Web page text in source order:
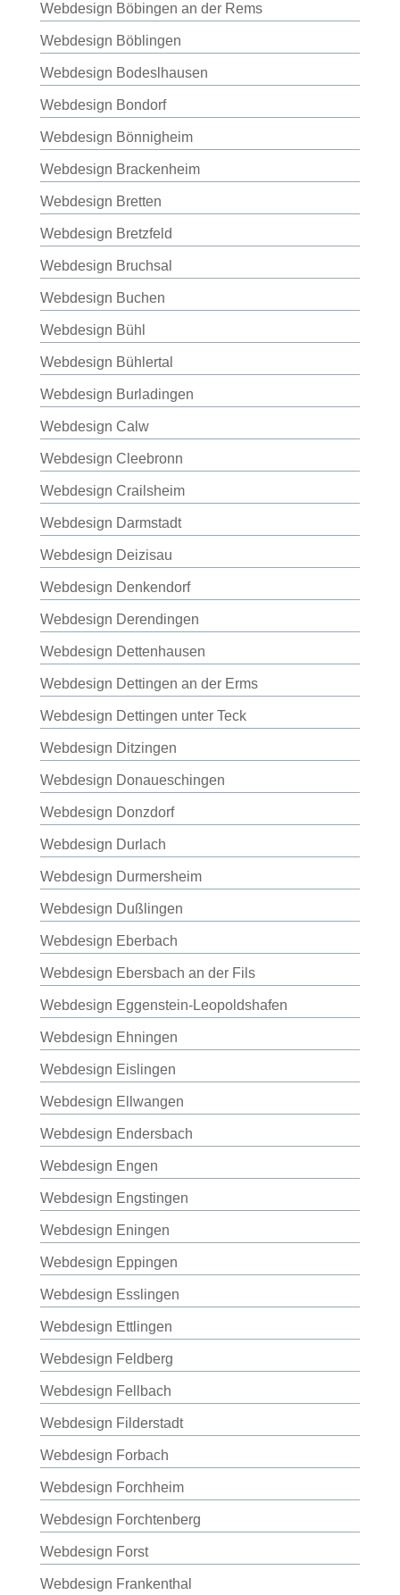
Webdesign Böbingen an der Rems
Webdesign Böblingen
Webdesign Bodeslhausen
Webdesign Bondorf
Webdesign Bönnigheim
Webdesign Brackenheim
Webdesign Bretten
Webdesign Bretzfeld
Webdesign Bruchsal
Webdesign Buchen
Webdesign Bühl
Webdesign Bühlertal
Webdesign Burladingen
Webdesign Calw
Webdesign Cleebronn
Webdesign Crailsheim
Webdesign Darmstadt
Webdesign Deizisau
Webdesign Denkendorf
Webdesign Derendingen
Webdesign Dettenhausen
Webdesign Dettingen an der Erms
Webdesign Dettingen unter Teck
Webdesign Ditzingen
Webdesign Donaueschingen
Webdesign Donzdorf
Webdesign Durlach
Webdesign Durmersheim
Webdesign Dußlingen
Webdesign Eberbach
Webdesign Ebersbach an der Fils
Webdesign Eggenstein-Leopoldshafen
Webdesign Ehningen
Webdesign Eislingen
Webdesign Ellwangen
Webdesign Endersbach
Webdesign Engen
Webdesign Engstingen
Webdesign Eningen
Webdesign Eppingen
Webdesign Esslingen
Webdesign Ettlingen
Webdesign Feldberg
Webdesign Fellbach
Webdesign Filderstadt
Webdesign Forbach
Webdesign Forchheim
Webdesign Forchtenberg
Webdesign Forst
Webdesign Frankenthal